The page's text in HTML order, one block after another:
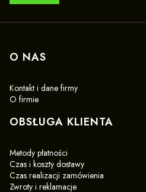
Linki w stopce
O NAS
Kontakt i dane firmy
O firmie
OBSŁUGA KLIENTA
Metody płatności
Czas i koszty dostawy
Czas realizacji zamówienia
Zwroty i reklamacje